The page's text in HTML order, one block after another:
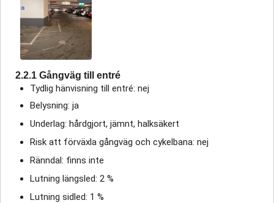
2.2.1 Gångväg till entré
Tydlig hänvisning till entré: nej
Belysning: ja
Underlag: hårdgjort, jämnt, halksäkert
Risk att förväxla gångväg och cykelbana: nej
Ränndal: finns inte
Lutning längsled: 2 %
Lutning sidled: 1 %